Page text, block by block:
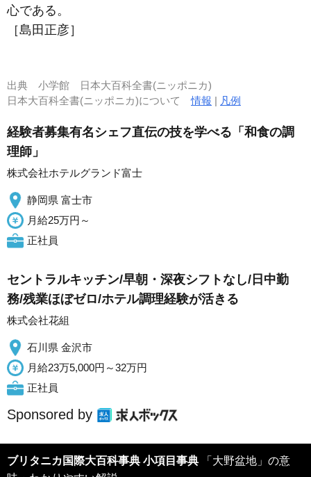
心である。
［島田正彦］
出典 小学館 日本大百科全書(ニッポニカ)
日本大百科全書(ニッポニカ)について情報 | 凡例
経験者募集有名シェフ直伝の技を学べる「和食の調
理師」
株式会社ホテルグランド富士
静岡県 富士市
月給25万円～
正社員
セントラルキッチン/早朝・深夜シフトなし/日中勤
務/残業ほぼゼロ/ホテル調理経験が活きる
株式会社花組
石川県 金沢市
月給23万5,000円～32万円
正社員
Sponsored by
ブリタニカ国際大百科事典 小項目事典